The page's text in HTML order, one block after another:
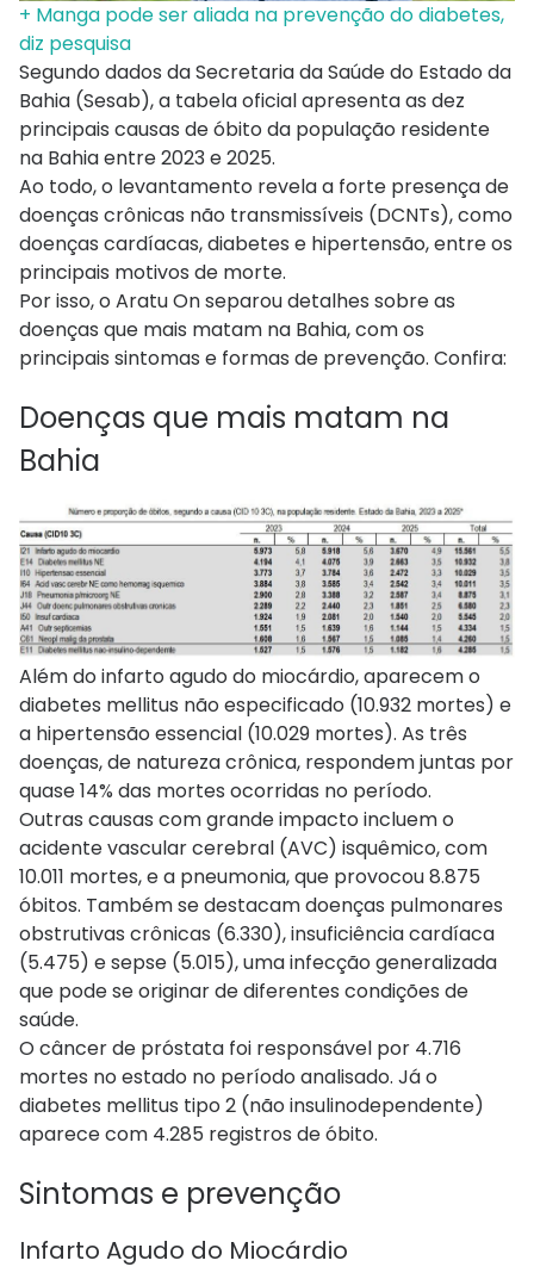
+ Manga pode ser aliada na prevenção do diabetes,
diz pesquisa
Segundo dados da Secretaria da Saúde do Estado da
Bahia (Sesab), a tabela oficial apresenta as dez
principais causas de óbito da população residente
na Bahia entre 2023 e 2025.
Ao todo, o levantamento revela a forte presença de
doenças crônicas não transmissíveis (DCNTs), como
doenças cardíacas, diabetes e hipertensão, entre os
principais motivos de morte.
Por isso, o Aratu On separou detalhes sobre as
doenças que mais matam na Bahia, com os
principais sintomas e formas de prevenção. Confira:
Doenças que mais matam na
Bahia
Além do infarto agudo do miocárdio, aparecem o
diabetes mellitus não especificado (10.932 mortes) e
a hipertensão essencial (10.029 mortes). As três
doenças, de natureza crônica, respondem juntas por
quase 14% das mortes ocorridas no período.
Outras causas com grande impacto incluem o
acidente vascular cerebral (AVC) isquêmico, com
10.011 mortes, e a pneumonia, que provocou 8.875
óbitos. Também se destacam doenças pulmonares
obstrutivas crônicas (6.330), insuficiência cardíaca
(5.475) e sepse (5.015), uma infecção generalizada
que pode se originar de diferentes condições de
saúde.
O câncer de próstata foi responsável por 4.716
mortes no estado no período analisado. Já o
diabetes mellitus tipo 2 (não insulinodependente)
aparece com 4.285 registros de óbito.
Sintomas e prevenção
Infarto Agudo do Miocárdio